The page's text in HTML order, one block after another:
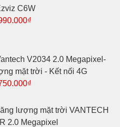
tại
C6W
₫
là:
1.990.000₫.
V2034 2.0 Megapixel-
mặt trời - Kết nối 4G
₫
tại
là:
lượng mặt trời VANTECH
2.0 Megapixel